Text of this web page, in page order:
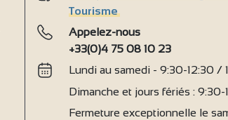
Tourisme
Appelez-nous
+33(0)4 75 08 10 23
Lundi au samedi - 9:30-12:30 /
Dimanche et jours fériés : 9:30-
Fermeture exceptionnelle le